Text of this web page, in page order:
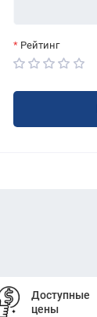
Рейтинг
Доступные
цены